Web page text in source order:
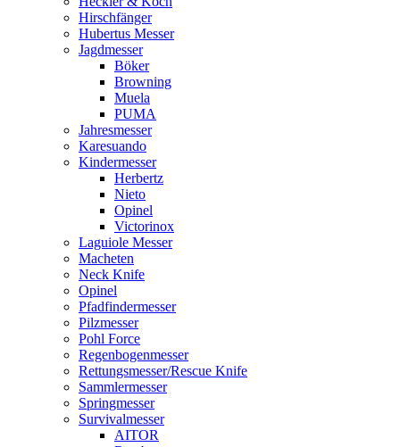
Hirschfänger
Hubertus Messer
Jagdmesser
Böker
Browning
Muela
PUMA
Jahresmesser
Karesuando
Kindermesser
Herbertz
Nieto
Opinel
Victorinox
Laguiole Messer
Macheten
Neck Knife
Opinel
Pfadfindermesser
Pilzmesser
Pohl Force
Regenbogenmesser
Rettungsmesser/Rescue Knife
Sammlermesser
Springmesser
Survivalmesser
AITOR